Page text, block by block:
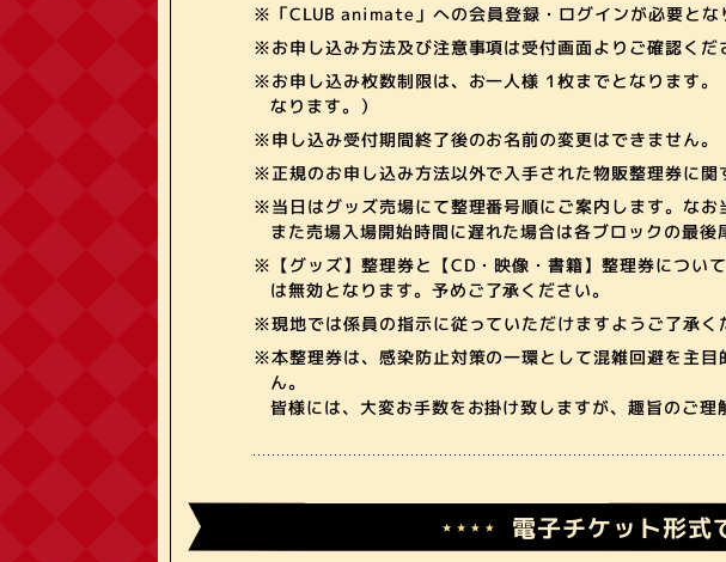
※「CLUB animate」への会員登録・ログインが必要とな
※お申し込み方法及び注意事項は受付画面よりご確認くだ
※お申し込み枚数制限は、お一人様 1枚までとなります
なります。）
※申し込み受付期間終了後のお名前の変更はできません。
※正規のお申し込み方法以外で入手された物販整理券に関
※当日はグッズ売場にて整理番号順にご案内します。なお
また売場入場開始時間に遅れた場合は各ブロックの最後
※【グッズ】整理券と【CD・映像・書籍】整理券につい
は無効となります。予めご了承ください。
※現地では係員の指示に従っていただけますようご了承く
※本整理券は、感染防止対策の一環として混雑回避を主
ん。
皆様には、大変お手数をお掛け致しますが、趣旨のご理
電子チケット形式